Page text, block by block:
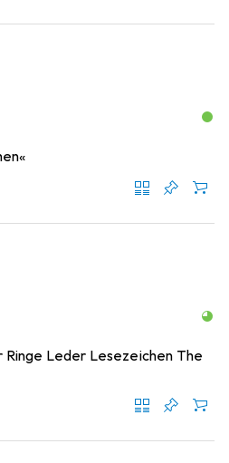
Ringe Leder Lesezeichen The